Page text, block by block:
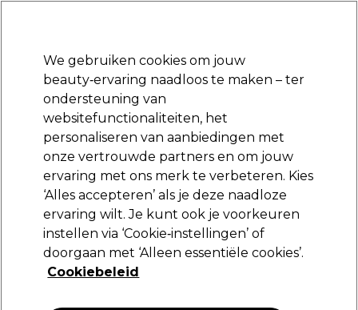
Aanmelden
Merken Deals Haar Elektra
Volgende dag geleverd*
Na verzending, maandag t/m vrijdag
Eugène Perma Professionnel
Eugène Perma Attentive Fixation 1L
29,70 €49,50 €
We gebruiken cookies om jouw
beauty‑ervaring naadloos te maken – ter
ondersteuning van
websitefunctionaliteiten, het
personaliseren van aanbiedingen met
onze vertrouwde partners en om jouw
ervaring met ons merk te verbeteren. Kies
‘Alles accepteren’ als je deze naadloze
ervaring wilt. Je kunt ook je voorkeuren
instellen via ‘Cookie‑instellingen’ of
doorgaan met ‘Alleen essentiële cookies’.
Cookiebeleid